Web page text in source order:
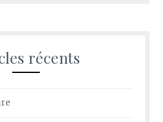
récents